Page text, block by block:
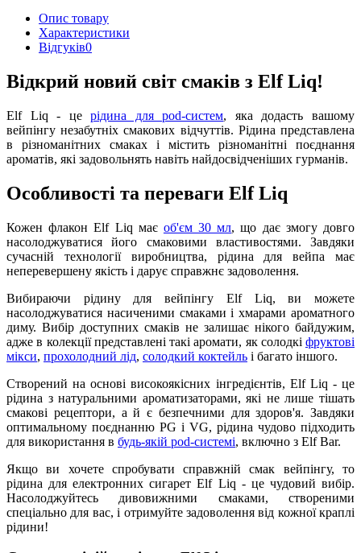
Опис товару
Характеристики
Відгуків0
Відкрий новий світ смаків з Elf Liq!
Elf Liq - церідина для pod-систем, яка додасть вашому
вейпінгу незабутніх смакових відчуттів. Рідина представлена
в різноманітних смаках і містить різноманітні поєднання
ароматів, які задовольнять навіть найдосвідченіших гурманів.
Особливості та переваги Elf Liq
Кожен флакон Elf Liq має об'єм 30 мл, що дає змогу довго
насолоджуватися його смаковими властивостями. Завдяки
сучасній технології виробництва, рідина для вейпа має
неперевершену якість і дарує справжнє задоволення.
Вибираючи рідину для вейпінгу Elf Liq, ви можете
насолоджуватися насиченими смаками і хмарами ароматного
диму. Вибір доступних смаків не залишає нікого байдужим,
адже в колекції представлені такі аромати, як солодкі фруктові
мікси, прохолодний лід, солодкий коктейль і багато іншого.
Створений на основі високоякісних інгредієнтів, Elf Liq - це
рідина з натуральними ароматизаторами, які не лише тішать
смакові рецептори, а й є безпечними для здоров'я. Завдяки
оптимальному поєднанню PG і VG, рідина чудово підходить
для використання в будь-якій pod-системі, включно з Elf Bar.
Якщо ви хочете спробувати справжній смак вейпінгу, то
рідина для електронних сигарет Elf Liq - це чудовий вибір.
Насолоджуйтесь дивовижними смаками, створеними
спеціально для вас, і отримуйте задоволення від кожної краплі
рідини!